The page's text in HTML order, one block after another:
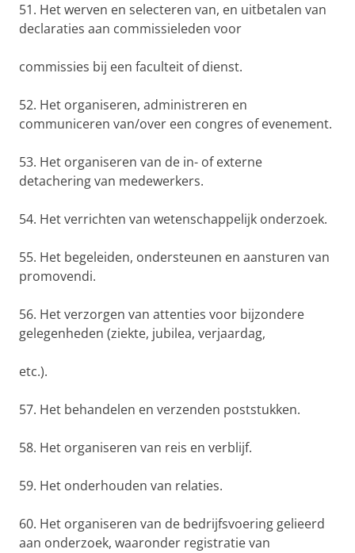
51. Het werven en selecteren van, en uitbetalen van
declaraties aan commissieleden voor
commissies bij een faculteit of dienst.
52. Het organiseren, administreren en
communiceren van/over een congres of evenement.
53. Het organiseren van de in- of externe
detachering van medewerkers.
54. Het verrichten van wetenschappelijk onderzoek.
55. Het begeleiden, ondersteunen en aansturen van
promovendi.
56. Het verzorgen van attenties voor bijzondere
gelegenheden (ziekte, jubilea, verjaardag,
etc.).
57. Het behandelen en verzenden poststukken.
58. Het organiseren van reis en verblijf.
59. Het onderhouden van relaties.
60. Het organiseren van de bedrijfsvoering gelieerd
aan onderzoek, waaronder registratie van